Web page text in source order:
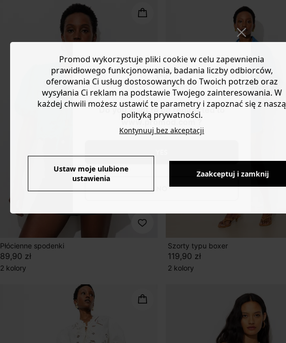
Do you want to be redirected to
www.promod.com ?
Płócienne spodenki
89,90 zł
2 kolory
Szorty typu boxer
119,90 zł
2 kolory
Promod wykorzystuje pliki cookie w celu zapewnienia
prawidłowego funkcjonowania, badania liczby odbiorców,
oferowania Ci usług dostosowanych do Twoich potrzeb oraz
wysyłania Ci reklam na podstawie Twojego zainteresowania. W
każdej chwili możesz ustawić te parametry i zapoznać się z naszą
polityką prywatności.
Kontynuuj bez akceptacji
Ustaw moje ulubione
ustawienia
Zaakceptuj i zamknij